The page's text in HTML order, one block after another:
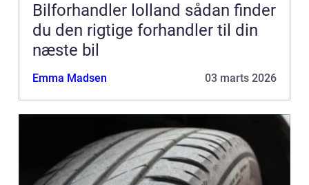
Bilforhandler lolland sådan finder
du den rigtige forhandler til din
næste bil
Emma Madsen 03 marts 2026